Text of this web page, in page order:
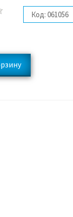
Код: 061056